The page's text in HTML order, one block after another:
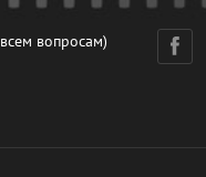
вопросам)